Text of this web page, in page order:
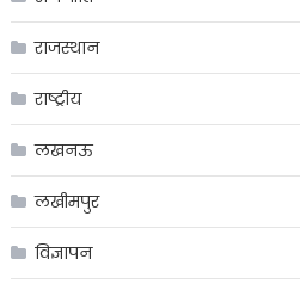
राजस्थान
राष्ट्रीय
लखनऊ
लखीमपुर
विज्ञापन